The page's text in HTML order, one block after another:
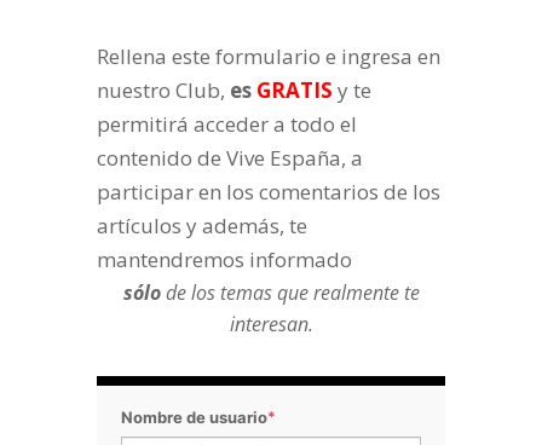
Rellena este formulario e ingresa en
nuestro Club, es GRATIS y te
permitirá acceder a todo el
contenido de Vive España, a
participar en los comentarios de los
artículos y además, te
mantendremos informado
sólode los temas que realmente te
interesan.
Nombre de usuario*